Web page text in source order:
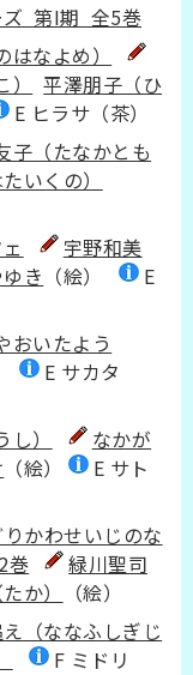
ズ 第I期 全5巻
なよめ）
平澤朋子（ひ
E ヒラサ（茶）
子（たなかとも
いくの）
宇野和美
き （絵）
E
おいたよう
E サカタ
）
なかが
（絵）
E サト
かわせいじのな
巻
緑川聖司
か）
（絵）
（ななふしぎじ
F ミドリ